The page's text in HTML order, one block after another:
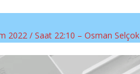
2022 / Saat 22:10 – Osman Selçok